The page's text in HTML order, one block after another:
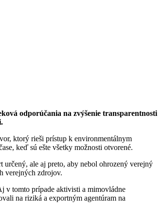
odporúčania na zvýšenie transparentnosti
ktorý rieši prístup k environmentálnym
keď sú ešte všetky možnosti otvorené.
určený, ale aj preto, aby nebol ohrozený verejný
verejných zdrojov.
v tomto prípade aktivisti a mimovládne
na riziká a exportným agentúram na